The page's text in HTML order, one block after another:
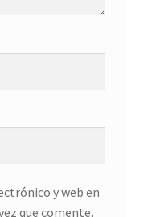
y web en
que comente.